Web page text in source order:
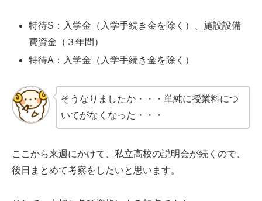
特待S：入学金（入学手続き金を除く）、施設設備
費資金（３年間）
特待A：入学金（入学手続き金を除く）
そうなりましたか・・・単純に授業料につ
いてがなくなった・・・
ここから来週にかけて、私立高校の説明会が続くので、
後日まとめて考察をしたいと思います。